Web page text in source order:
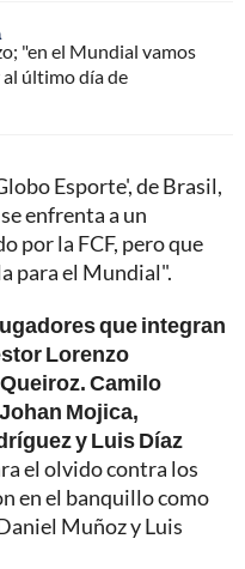
"en el Mundial vamos
último día de
Esporte', de Brasil,
enfrenta a un
por la FCF, pero que
para el Mundial".
que integran
Lorenzo
Camilo
Mojica,
y Luis Díaz
el olvido contra los
en el banquillo como
Muñoz y Luis